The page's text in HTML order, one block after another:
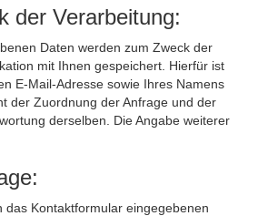
der Verarbeitung:
Daten werden zum Zweck der
mit Ihnen gespeichert. Hierfür ist
E-Mail-Adresse sowie Ihres Namens
der Zuordnung der Anfrage und der
derselben. Die Angabe weiterer
das Kontaktformular eingegebenen